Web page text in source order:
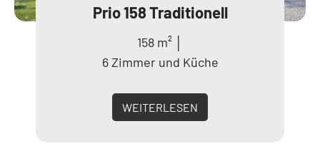
Prio 158 Traditionell
158 m² │
6 Zimmer und Küche
WEITERLESEN